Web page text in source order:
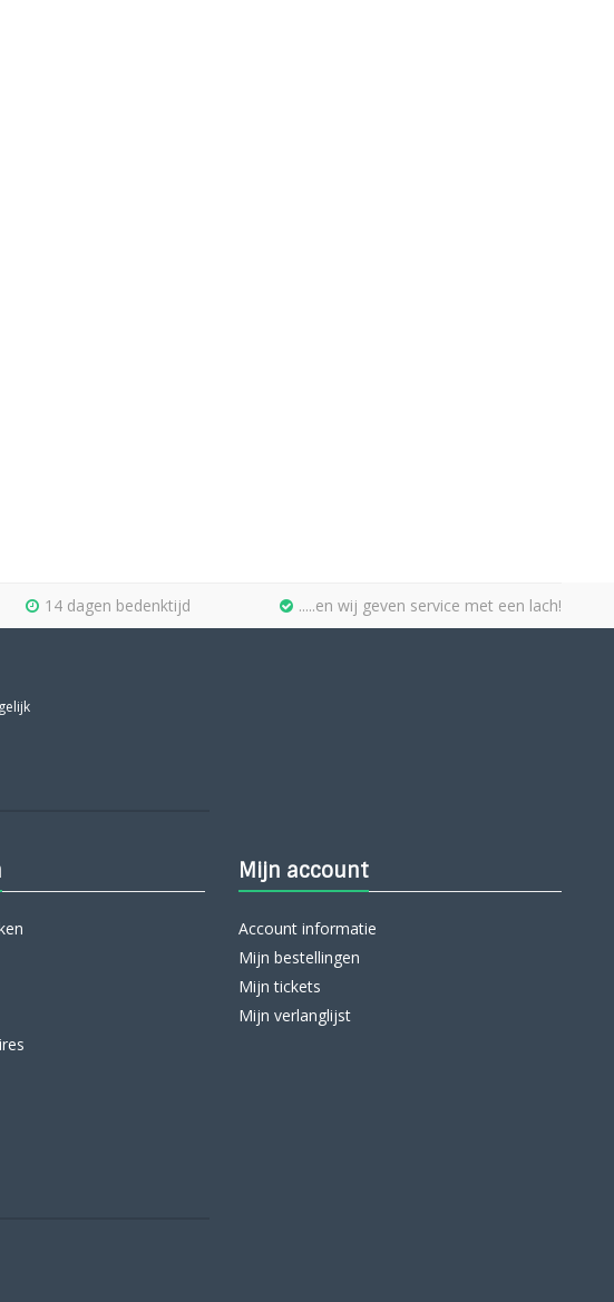
14 dagen bedenktijd .....en wij geven service met een lach!
Mijn account
Account informatie
Mijn bestellingen
Mijn tickets
Mijn verlanglijst